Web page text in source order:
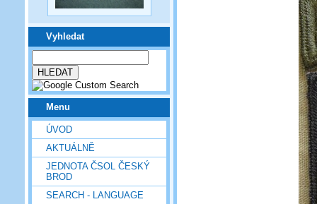
Vyhledat
Menu
ÚVOD
AKTUÁLNĚ
JEDNOTA ČSOL ČESKÝ
BROD
SEARCH - LANGUAGE